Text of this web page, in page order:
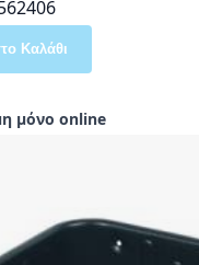
μόνο online
Καλάθι